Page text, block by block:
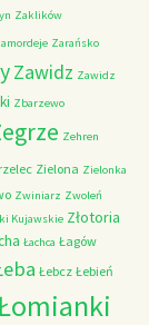
Zaklików
Zarańsko
Zawidz Zawidz
Zbarzewo
Zehren
Zielona Zielonka
Zwiniarz Zwoleń
Kujawskie Złotoria
Łachca Łagów
Łebcz Łebień